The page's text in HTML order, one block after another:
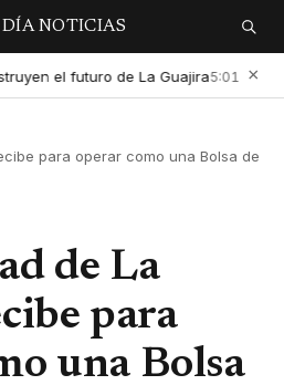
NOTICIAS Buscar
el futuro de La Guajira5:01 PM ×
para operar como una Bolsa de
de La
para
una Bolsa